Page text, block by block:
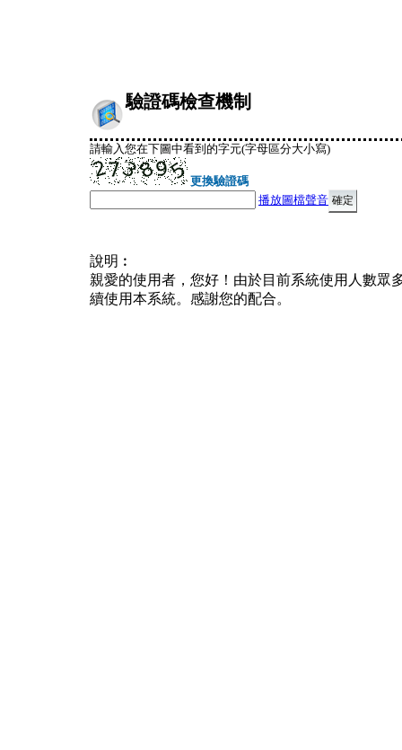
驗證碼檢查機制
請輸入您在下圖中看到的字元(字母區分大小寫)
更換驗證碼
播放圖檔聲音
說明︰
親愛的使用者，您好！由於目前系統使用人數眾
續使用本系統。感謝您的配合。